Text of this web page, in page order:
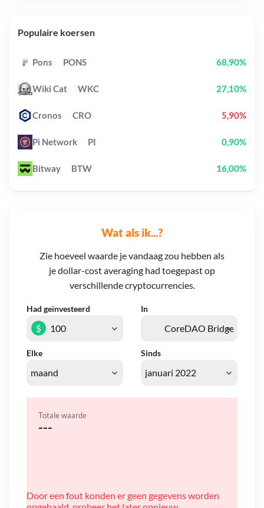
Wat als ik...?
Zie hoeveel waarde je vandaag zou hebben als
je dollar-cost averaging had toegepast op
verschillende cryptocurrencies.
Had geïnvesteerd In
Elke Sinds
$
Totale waarde
---
Door een fout konden er geen gegevens worden
Populaire koersen
Pons PONS 68,90%
Wiki Cat WKC 27,10%
Cronos CRO 5,90%
Pi Network PI 0,90%
Bitway BTW 16,00%